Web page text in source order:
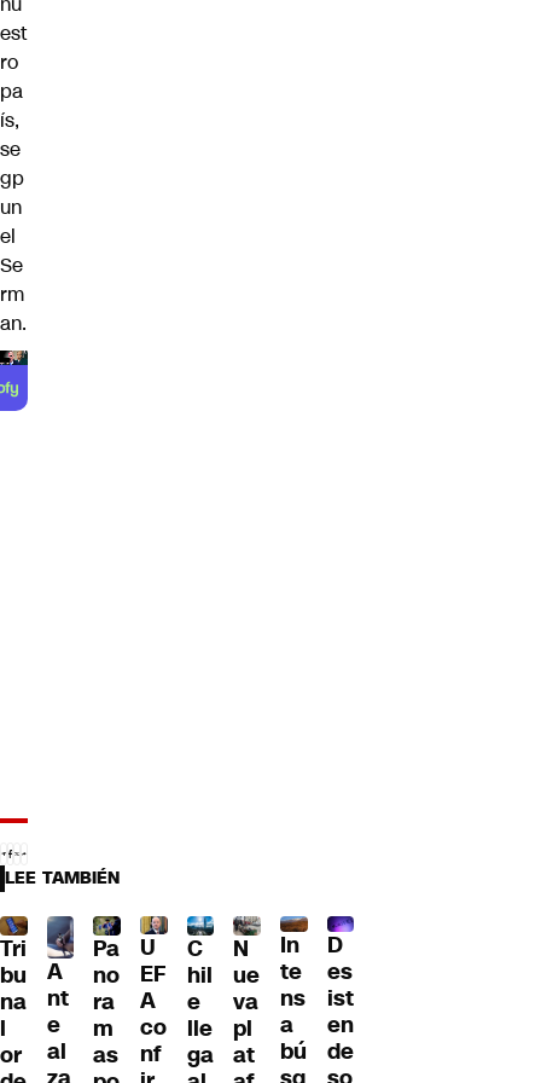
est
ro
pa
ís,
se
gp
un
el
Se
rm
an.
LEE TAMBIÉN
Tri
bu
na
l
or
A
nt
e
al
Pa
no
ra
m
as
U
EF
A
co
nf
C
hil
e
lle
ga
N
ue
va
pl
at
In
te
ns
a
bú
D
es
ist
en
de